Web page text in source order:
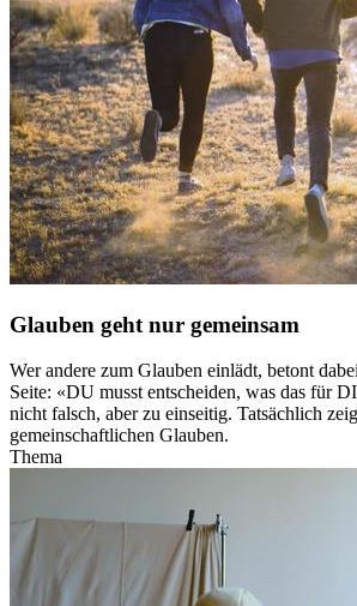
Glauben geht nur gemeinsam
Wer andere zum Glauben einlädt, betont
Seite: «DU musst entscheiden, was das für
nicht falsch, aber zu einseitig. Tatsächlich
gemeinschaftlichen Glauben.
Thema